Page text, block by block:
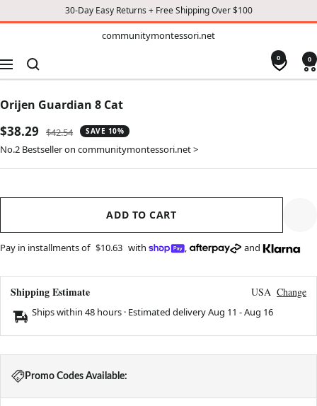
30-Day Easy Returns + Free Shipping Over $100
communitymontessori.net
Navigation
0 0
Orijen Guardian 8 Cat
Sale
price
$38.29
Regular
price
$42.54 SAVE 10%
No.2 Bestseller on communitymontessori.net >
ADD TO CART
Pay in installments of $10.63 with , and
Shipping Estimate USA Change
Ships within 48 hours · Estimated deliveryAug 11 -Aug 16
Promo Codes Available: